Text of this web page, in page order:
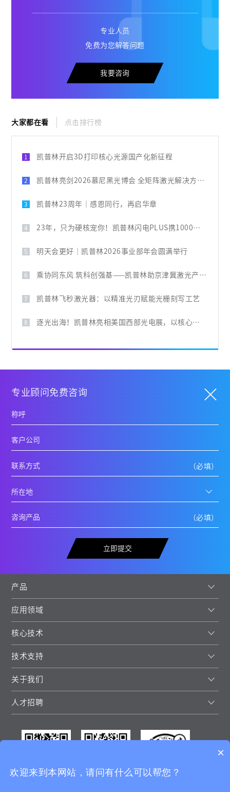
专业人员
免费为您解答问题
我要咨询
大家都在看 点击排行榜
1 凯普林开启3D打印核心光源国产化新征程
2 凯普林亮剑2026慕尼黑光博会 全矩阵激光解决方案破解全球产业痛点
3 凯普林23周年｜感恩同行，再启华章
4 23年，只为硬核宠你！凯普林闪电PLUS携1000元豪礼，引爆全场
5 明天会更好｜凯普林2026事业部年会圆满举行
6 乘协同东风 筑科创强基——凯普林助京津冀激光产业共兴
7 凯普林飞秒激光器：以精准光刃赋能光栅刻写工艺
8 逐光出海！凯普林亮相美国西部光电展，以核心技术叩响国际大门
专业顾问免费咨询
立即提交
产品
应用领域
核心技术
技术支持
关于我们
人才招聘
×
欢迎来到本网站，请问有什么可以帮您？